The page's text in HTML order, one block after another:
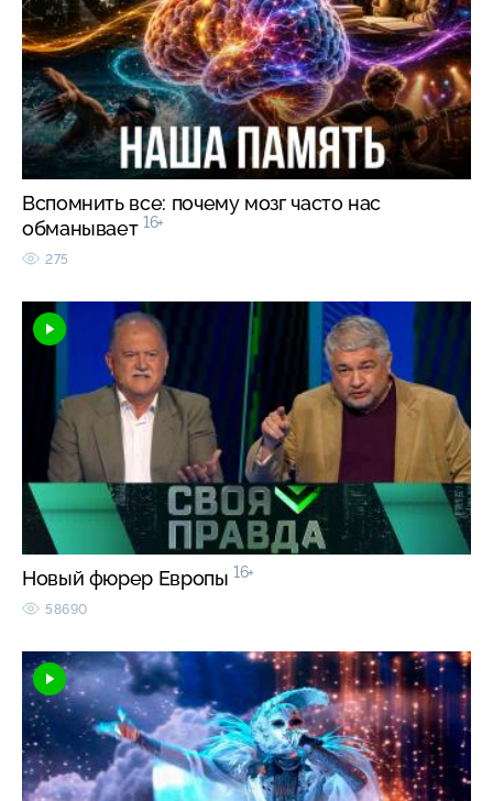
Вспомнить все: почему мозг часто нас
обманывает 16+
275
Новый фюрер Европы 16+
58690